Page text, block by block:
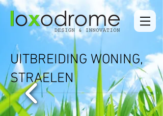
UITBREIDING WONING,
STRAELEN